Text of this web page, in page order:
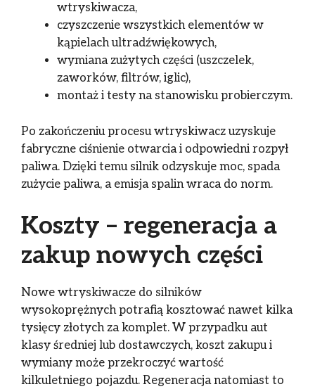
wtryskiwacza,
czyszczenie wszystkich elementów w
kąpielach ultradźwiękowych,
wymiana zużytych części (uszczelek,
zaworków, filtrów, iglic),
montaż i testy na stanowisku probierczym.
Po zakończeniu procesu wtryskiwacz uzyskuje
fabryczne ciśnienie otwarcia i odpowiedni rozpył
paliwa. Dzięki temu silnik odzyskuje moc, spada
zużycie paliwa, a emisja spalin wraca do norm.
Koszty – regeneracja a
zakup nowych części
Nowe wtryskiwacze do silników
wysokoprężnych potrafią kosztować nawet kilka
tysięcy złotych za komplet. W przypadku aut
klasy średniej lub dostawczych, koszt zakupu i
wymiany może przekroczyć wartość
kilkuletniego pojazdu. Regeneracja natomiast to